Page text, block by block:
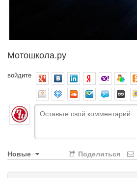
Мотошкола.ру
войдите
Новые Поделиться